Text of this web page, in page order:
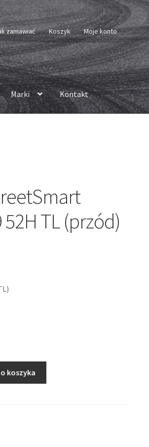
zamawiać Koszyk Moje konto
Marki Kontakt
TL (przód)
koszyka